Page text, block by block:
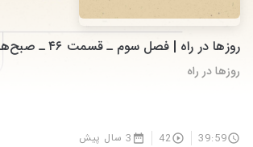
روزها در راه | فصل سوم ـ قسمت ۴۶ ـ صبح‌ها در راه
روزها در راه
39:59
42 3 سال پیش